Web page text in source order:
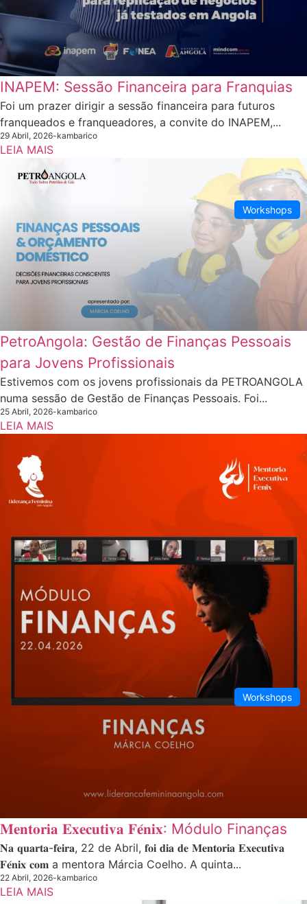
INAPEM: Sessão Financeira para Franquias
Foi um prazer dirigir a sessão financeira para futuros
franqueados e franqueadores, a convite do INAPEM,...
29 Abril, 2026-kambarico
LEIA MAIS
Workshops
PetroAngola: Gestão de Finanças Pessoais
para Jovens Profissionais
Estivemos com os jovens profissionais da PETROANGOLA
numa sessão de Gestão de Finanças Pessoais. Foi...
25 Abril, 2026-kambarico
LEIA MAIS
Workshops
𝐌𝐞𝐧𝐭𝐨𝐫𝐢𝐚 𝐄𝐱𝐞𝐜𝐮𝐭𝐢𝐯𝐚 𝐅𝐞́𝐧𝐢𝐱: Módulo Finanças
𝐍𝐚 𝐪𝐮𝐚𝐫𝐭𝐚-𝐟𝐞𝐢𝐫𝐚, 22 de Abril, 𝐟𝐨𝐢 𝐝𝐢𝐚 𝐝𝐞 𝐌𝐞𝐧𝐭𝐨𝐫𝐢𝐚 𝐄𝐱𝐞𝐜𝐮𝐭𝐢𝐯𝐚
𝐅𝐞́𝐧𝐢𝐱 𝐜𝐨𝐦 a mentora Márcia Coelho. A quinta...
22 Abril, 2026-kambarico
LEIA MAIS